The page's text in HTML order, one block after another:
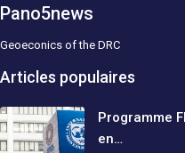
Pano5news
Geoeconics of the DRC
Articles populaires
Programme
en…